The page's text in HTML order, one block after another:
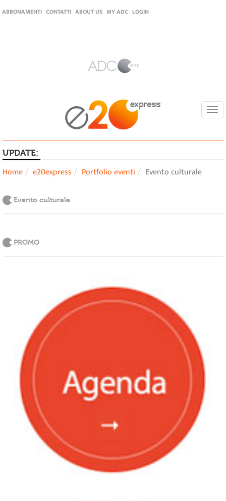
ABBONAMENTI CONTATTI ABOUT US MY ADC LOGIN
UPDATE:
Home e20express Portfolio eventi Evento culturale
Evento culturale
PROMO